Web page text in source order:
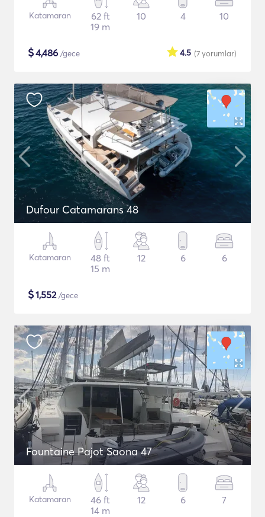
Katamaran
62 ft
19 m
10 4 10
$4,486 /gece (7yorumlar)
4.5
Dufour Catamarans 48
Katamaran
48 ft
15 m
12 6 6
$1,552/gece
Fountaine Pajot Saona 47
Katamaran
46 ft
14 m
12 6 7